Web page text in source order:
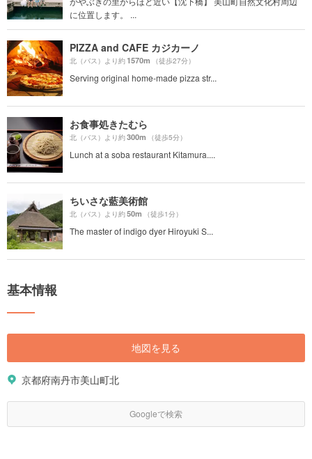
に位置します。 ...
PIZZA and CAFE カジカーノ
北（バス）より約1570m （徒歩27分）
Serving original home-made pizza str...
お食事処きたむら
北（バス）より約300m （徒歩5分）
Lunch at a soba restaurant Kitamura....
ちいさな藍美術館
北（バス）より約50m （徒歩1分）
The master of indigo dyer Hiroyuki S...
基本情報
地図を見る
京都府南丹市美山町北
Googleで検索